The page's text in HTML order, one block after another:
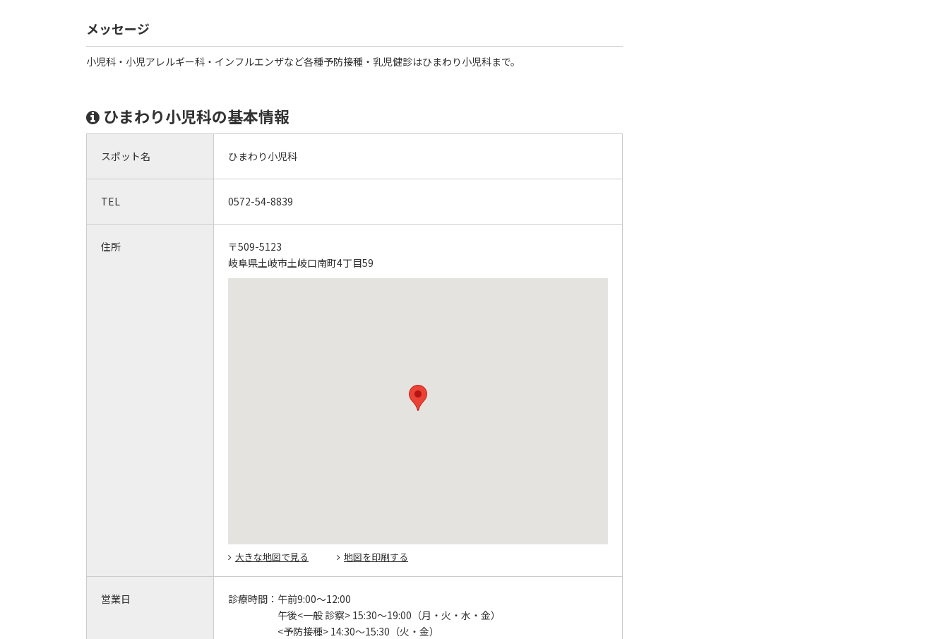
メッセージ
小児科・小児アレルギー科・インフルエンザなど各種予防接種・乳児健診はひまわり小児科まで。
ひまわり小児科の基本情報
スポット名 ひまわり小児科
TEL 0572-54-8839
住所
〒509-5123
岐阜県土岐市土岐口南町4丁目59
大きな地図で見る 地図を印刷する
営業日 診療時間： 午前9:00～12:00
午後<一般 診察> 15:30～19:00（月・火・水・金）
<予防接種> 14:30～15:30（火・金）